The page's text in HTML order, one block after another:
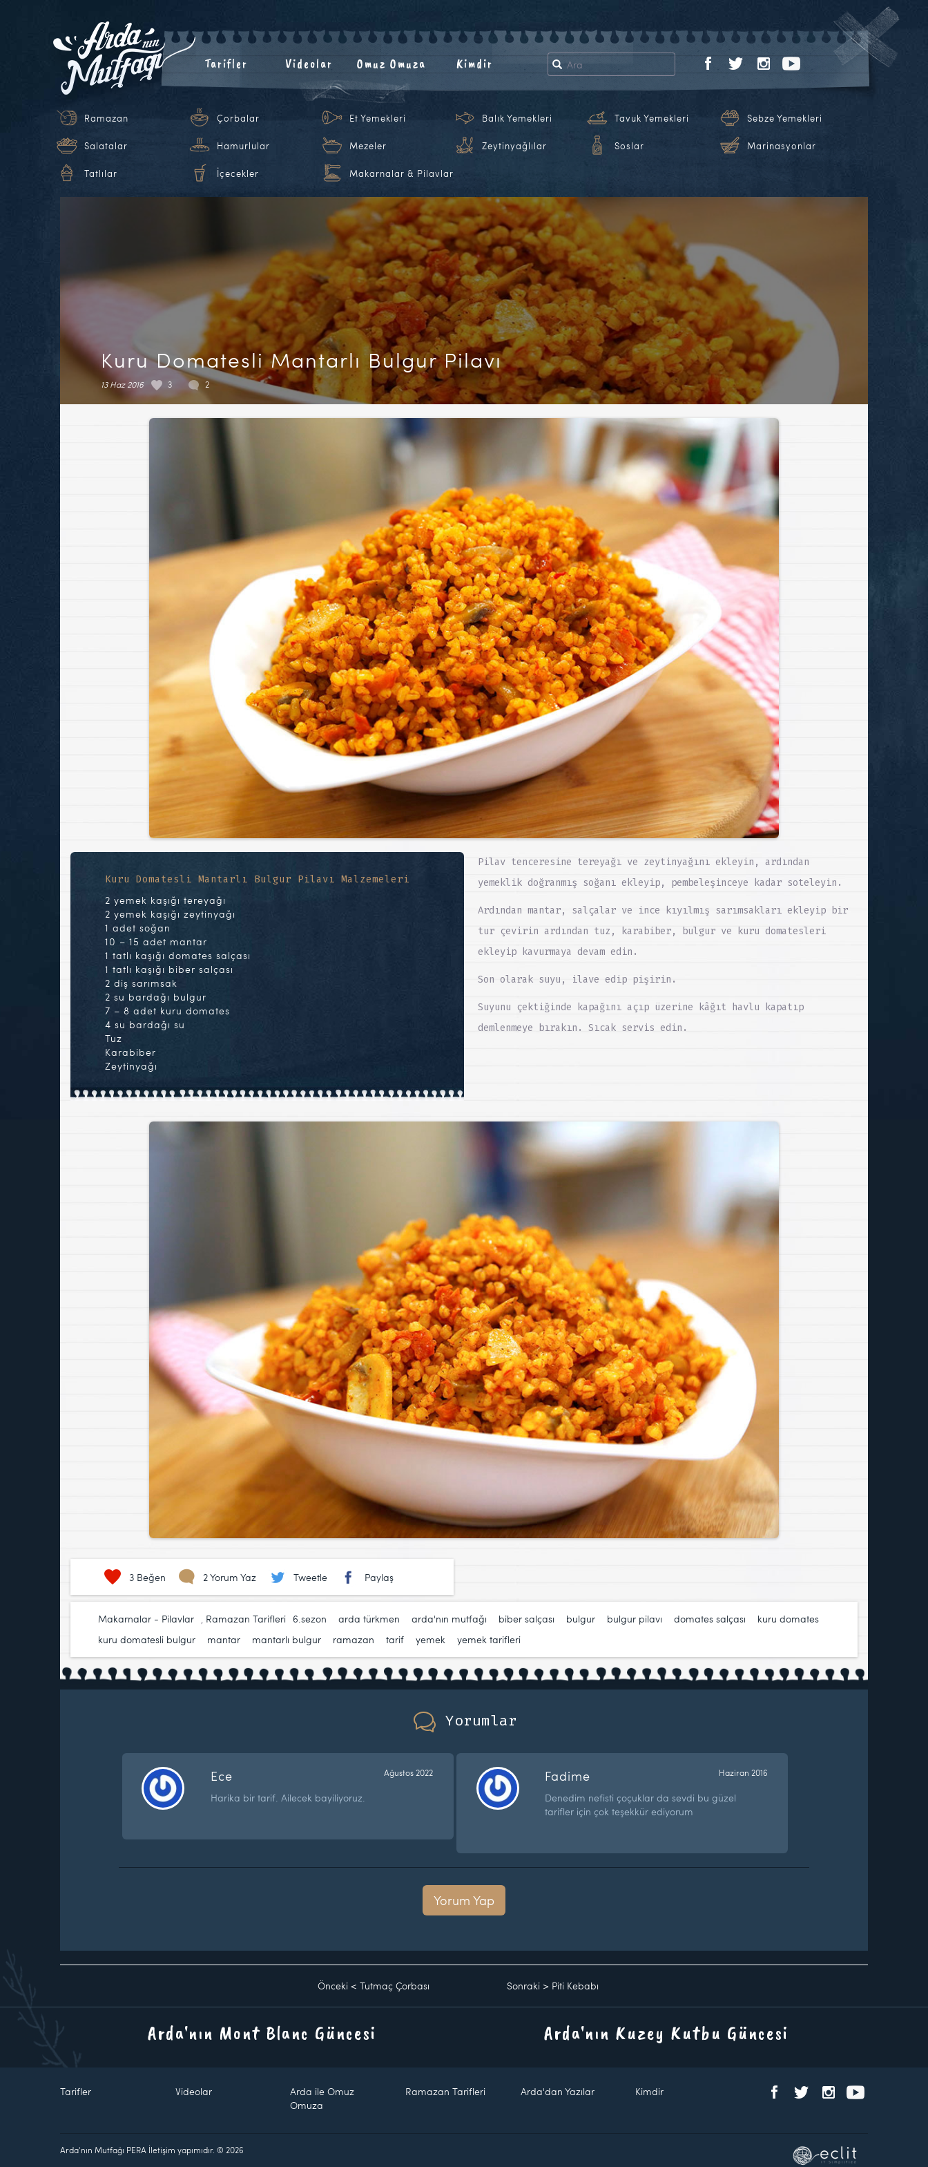
Tarifler Videolar Omuz Omuza Kimdir
Ramazan Çorbalar Et Yemekleri Balık Yemekleri Tavuk Yemekleri Sebze Yemekleri
Salatalar Hamurlular Mezeler Zeytinyağlılar Soslar Marinasyonlar
Tatlılar İçecekler Makarnalar & Pilavlar
Kuru Domatesli Mantarlı Bulgur Pilavı
13 Haz 2016 3 2
Kuru Domatesli Mantarlı Bulgur Pilavı Malzemeleri
2 yemek kaşığı tereyağı
2 yemek kaşığı zeytinyağı
1 adet soğan
10 – 15 adet mantar
1 tatlı kaşığı domates salçası
1 tatlı kaşığı biber salçası
2 diş sarımsak
2 su bardağı bulgur
7 – 8 adet kuru domates
4 su bardağı su
Tuz
Karabiber
Zeytinyağı
Pilav tenceresine tereyağı ve zeytinyağını ekleyin, ardından
yemeklik doğranmış soğanı ekleyip, pembeleşinceye kadar soteleyin.
Ardından mantar, salçalar ve ince kıyılmış sarımsakları ekleyip bir
tur çevirin ardından tuz, karabiber, bulgur ve kuru domatesleri
ekleyip kavurmaya devam edin.
Son olarak suyu, ilave edip pişirin.
Suyunu çektiğinde kapağını açıp üzerine kâğıt havlu kapatıp
demlenmeye bırakın. Sıcak servis edin.
3 Beğen 2 Yorum Yaz Tweetle Paylaş
Makarnalar - Pilavlar , Ramazan Tarifleri 6.sezon arda türkmen arda'nın mutfağı biber salçası bulgur bulgur pilavı domates salçası kuru domates
kuru domatesli bulgur
mantar mantarlı bulgur ramazan tarif yemek yemek tarifleri
Yorumlar
Ece Ağustos 2022
Harika bir tarif. Ailecek bayiliyoruz.
Fadime Haziran 2016
Denedim nefisti çoçuklar da sevdi bu güzel
tarifler için çok teşekkür ediyorum
Yorum Yap
Önceki < Tutmaç Çorbası Sonraki > Piti Kebabı
Arda'nın Mont Blanc Güncesi Arda'nın Kuzey Kutbu Güncesi
Tarifler Videolar
Arda ile Omuz
Omuza
Ramazan Tarifleri Arda'dan Yazılar Kimdir
Arda'nın Mutfağı PERA İletişim yapımıdır. © 2026